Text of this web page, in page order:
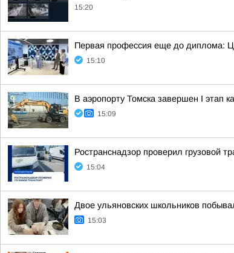
15:20
Первая профессия еще до диплома:
15:10
В аэропорту Томска завершен I этап
15:09
Ространснадзор проверил грузовой
15:04
Двое ульяновских школьников
15:03